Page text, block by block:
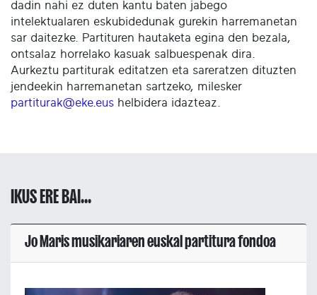
dadin nahi ez duten kantu baten jabego
intelektualaren eskubidedunak gurekin harremanetan
sar daitezke. Partituren hautaketa egina den bezala,
ontsalaz horrelako kasuak salbuespenak dira.
Aurkeztu partiturak editatzen eta sareratzen dituzten
jendeekin harremanetan sartzeko, milesker
partiturak@eke.eus helbidera idazteaz.
IKUS ERE BAI...
Jo Maris musikariaren euskal partitura fondoa